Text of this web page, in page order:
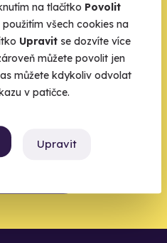
na tlačítko Povolit
všech cookies na
Upravit se dozvíte více
můžete povolit jen
můžete kdykoliv odvolat
v patičce.
Upravit
my
kde se žije naplno. Pojďte